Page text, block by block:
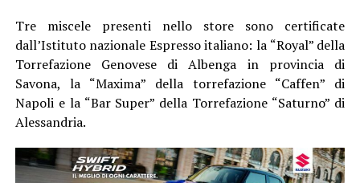
Tre miscele presenti nello store sono certificate
dall’Istituto nazionale Espresso italiano: la “Royal” della
Torrefazione Genovese di Albenga in provincia di
Savona, la “Maxima” della torrefazione “Caffen” di
Napoli e la “Bar Super” della Torrefazione “Saturno” di
Alessandria.